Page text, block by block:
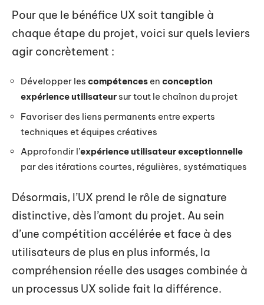
Pour que le bénéfice UX soit tangible à
chaque étape du projet, voici sur quels leviers
agir concrètement :
Développer les compétences en conception
expérience utilisateur sur tout le chaînon du projet
Favoriser des liens permanents entre experts
techniques et équipes créatives
Approfondir l’expérience utilisateur exceptionnelle
par des itérations courtes, régulières, systématiques
Désormais, l’UX prend le rôle de signature
distinctive, dès l’amont du projet. Au sein
d’une compétition accélérée et face à des
utilisateurs de plus en plus informés, la
compréhension réelle des usages combinée à
un processus UX solide fait la différence.